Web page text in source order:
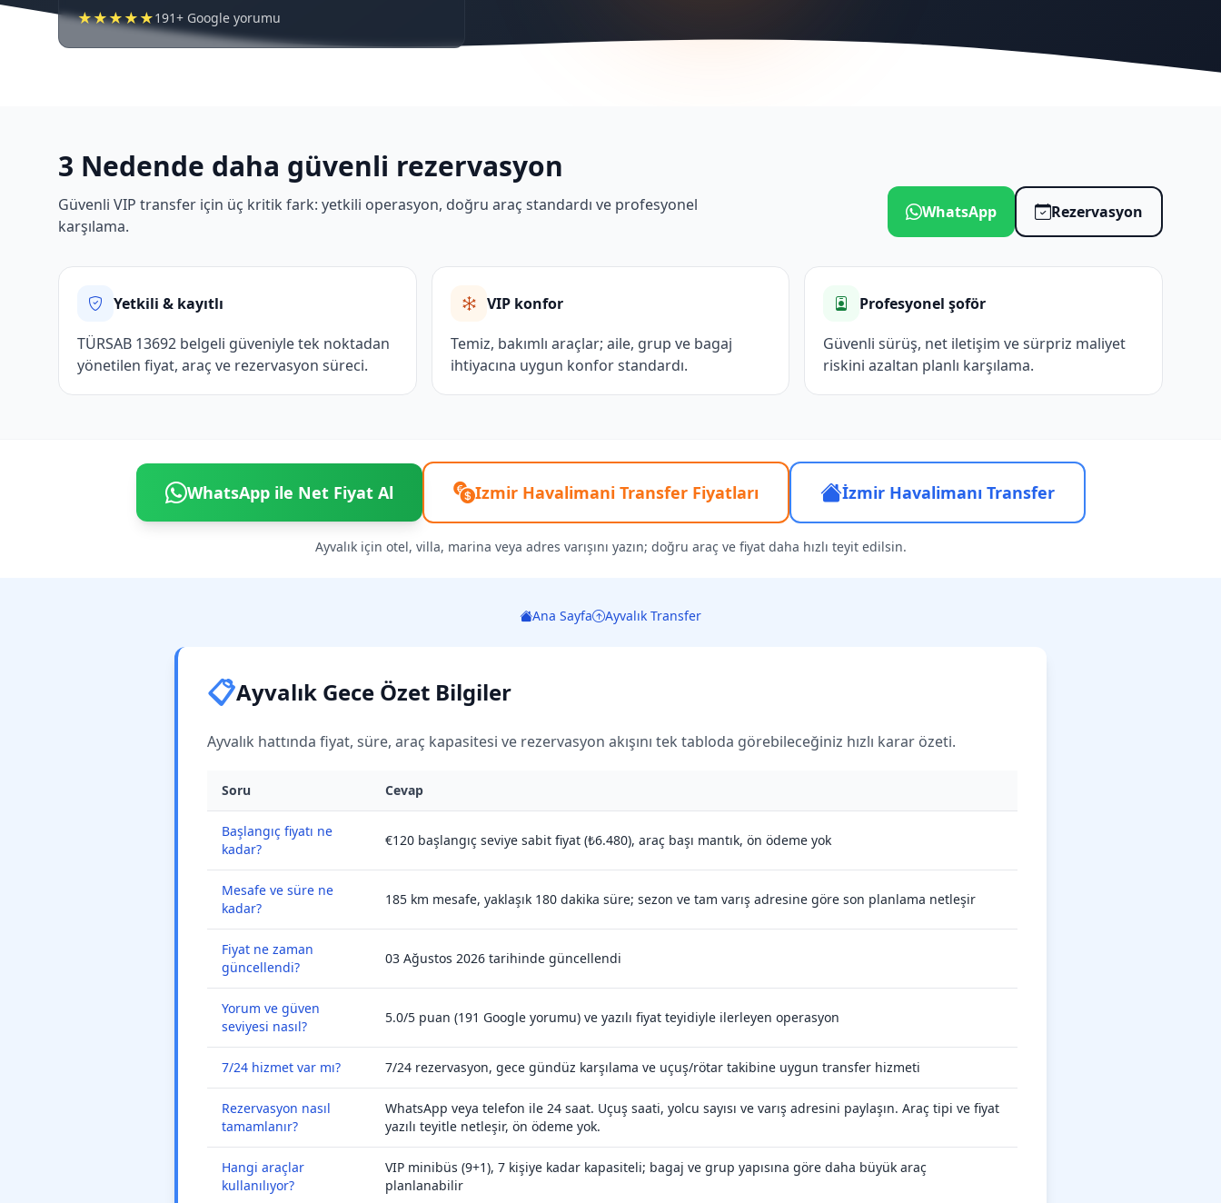
★★★★★191+ Google yorumu
3 Nedende daha güvenli rezervasyon
Güvenli VIP transfer için üç kritik fark: yetkili operasyon, doğru araç standardı ve profesyonel
karşılama.
WhatsApp Rezervasyon
Yetkili & kayıtlı
TÜRSAB 13692 belgeli güveniyle tek noktadan
yönetilen fiyat, araç ve rezervasyon süreci.
VIP konfor
Temiz, bakımlı araçlar; aile, grup ve bagaj
ihtiyacına uygun konfor standardı.
Profesyonel şoför
Güvenli sürüş, net iletişim ve sürpriz maliyet
riskini azaltan planlı karşılama.
WhatsApp ile Net Fiyat Al Izmir Havalimani Transfer Fiyatları İzmir Havalimanı Transfer
Ayvalık için otel, villa, marina veya adres varışını yazın; doğru araç ve fiyat daha hızlı teyit edilsin.
Ana Sayfa Ayvalık Transfer
📋Ayvalık Gece Özet Bilgiler
Ayvalık hattında fiyat, süre, araç kapasitesi ve rezervasyon akışını tek tabloda görebileceğiniz hızlı karar özeti.
Soru Cevap
Başlangıç fiyatı ne
kadar?
€120 başlangıç seviye sabit fiyat (₺6.480), araç başı mantık, ön ödeme yok
Mesafe ve süre ne
kadar?
185 km mesafe, yaklaşık 180 dakika süre; sezon ve tam varış adresine göre son planlama netleşir
Fiyat ne zaman
güncellendi?
03 Ağustos 2026 tarihinde güncellendi
Yorum ve güven
seviyesi nasıl?
5.0/5 puan (191 Google yorumu) ve yazılı fiyat teyidiyle ilerleyen operasyon
7/24 hizmet var mı? 7/24 rezervasyon, gece gündüz karşılama ve uçuş/rötar takibine uygun transfer hizmeti
Rezervasyon nasıl
tamamlanır?
WhatsApp veya telefon ile 24 saat. Uçuş saati, yolcu sayısı ve varış adresini paylaşın. Araç tipi ve fiyat
yazılı teyitle netleşir, ön ödeme yok.
Hangi araçlar
kullanılıyor?
VIP minibüs (9+1), 7 kişiye kadar kapasiteli; bagaj ve grup yapısına göre daha büyük araç
planlanabilir